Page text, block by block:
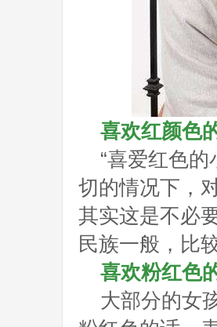
喜欢红颜色
“喜爱红色
切的情况下，
其实这是不必
民族一般，比
喜欢粉红色
大部分的女